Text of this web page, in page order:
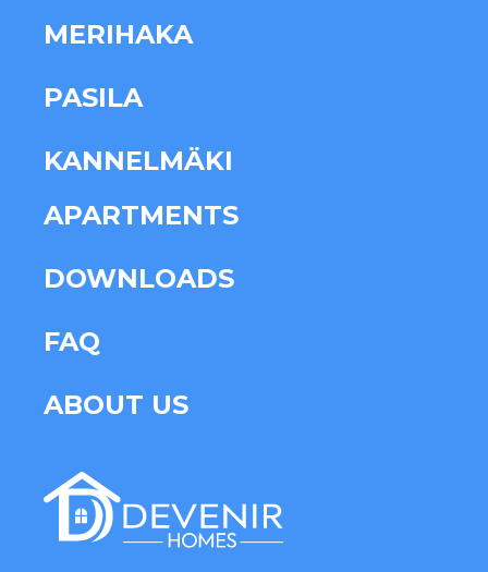
MERIHAKA
PASILA
KANNELMÄKI
APARTMENTS
DOWNLOADS
FAQ
ABOUT US